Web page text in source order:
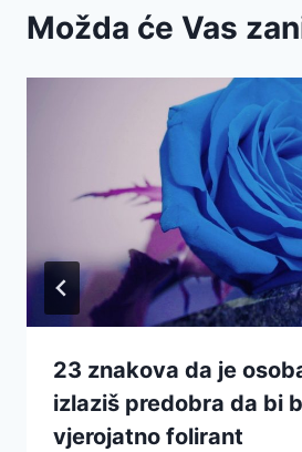
Možda će Vas
23 znakova da je
izlaziš predobra da bi
vjerojatno folirant